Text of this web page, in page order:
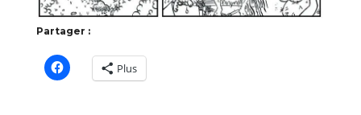
Partager :
Plus